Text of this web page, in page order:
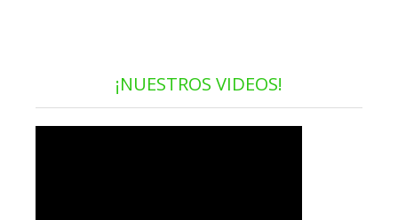
¡NUESTROS VIDEOS!